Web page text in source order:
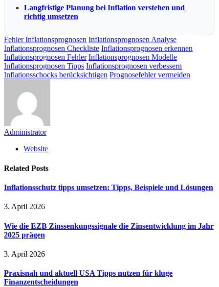
Langfristige Planung bei Inflation verstehen und
richtig umsetzen
Fehler Inflationsprognosen Inflationsprognosen Analyse
Inflationsprognosen Checkliste Inflationsprognosen erkennen
Inflationsprognosen Fehler Inflationsprognosen Modelle
Inflationsprognosen Tipps Inflationsprognosen verbessern
Inflationsschocks berücksichtigen Prognosefehler vermeiden
Administrator
Website
Related Posts
Inflationsschutz tipps umsetzen: Tipps, Beispiele und Lösungen
3. April 2026
Wie die EZB Zinssenkungssignale die Zinsentwicklung im Jahr
2025 prägen
3. April 2026
Praxisnah und aktuell USA Tipps nutzen für kluge
Finanzentscheidungen